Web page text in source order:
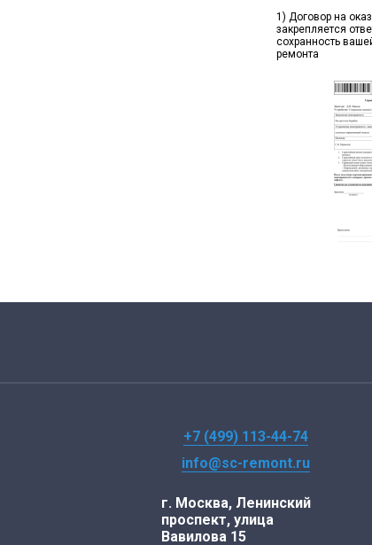
1) Договор на
закрепляется
сохранность
ремонта
+7 (499) 113-44-74
info@sc-remont.ru
г. Москва, Ленинский
проспект, улица
Вавилова 15